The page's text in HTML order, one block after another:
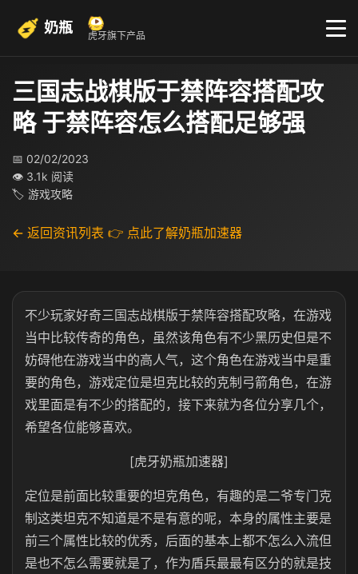
奶瓶 虎牙旗下产品
三国志战棋版于禁阵容搭配攻
略 于禁阵容怎么搭配足够强
📅 02/02/2023
👁 3.1k 阅读
🏷 游戏攻略
← 返回资讯列表 👉 点此了解奶瓶加速器
不少玩家好奇三国志战棋版于禁阵容搭配攻略，在游戏
当中比较传奇的角色，虽然该角色有不少黑历史但是不
妨碍他在游戏当中的高人气，这个角色在游戏当中是重
要的角色，游戏定位是坦克比较的克制弓箭角色，在游
戏里面是有不少的搭配的，接下来就为各位分享几个，
希望各位能够喜欢。
[虎牙奶瓶加速器]
定位是前面比较重要的坦克角色，有趣的是二爷专门克
制这类坦克不知道是不是有意的呢，本身的属性主要是
前三个属性比较的优秀，后面的基本上都不怎么入流但
是也不怎么需要就是了，作为盾兵最最有区分的就是技